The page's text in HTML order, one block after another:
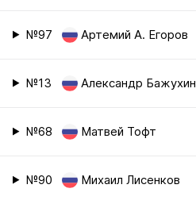
№97 Артемий А. Егоров
№13 Александр Бажухин
№68 Матвей Тофт
№90 Михаил Лисенков